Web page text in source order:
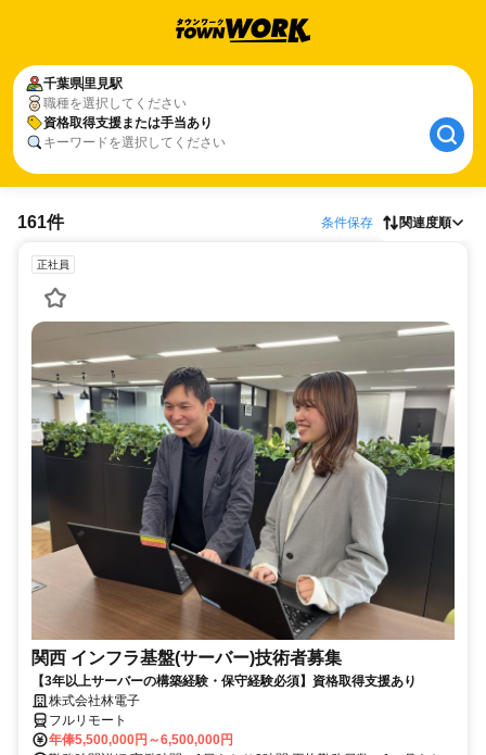
千葉県里見駅
職種を選択してください
資格取得支援または手当あり
キーワードを選択してください
161件 条件保存 関連度順
正社員
関西 インフラ基盤(サーバー)技術者募集
【3年以上サーバーの構築経験・保守経験必須】資格取得支援あり
株式会社林電子
フルリモート
年俸5,500,000円～6,500,000円